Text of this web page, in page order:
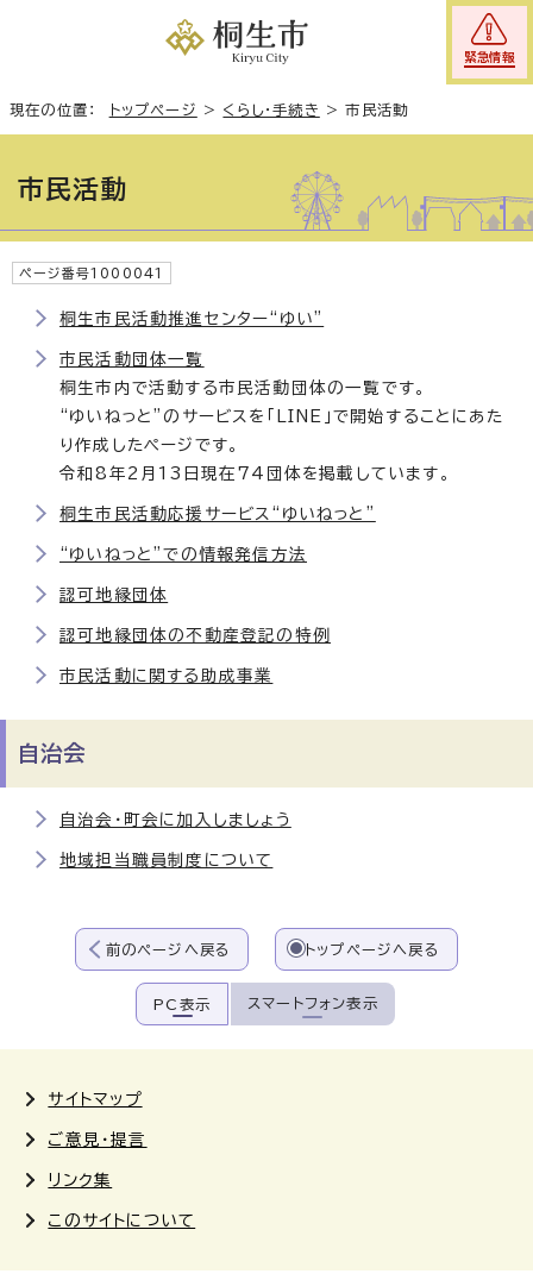
緊急情報
現在の位置： トップページ > くらし・手続き >市民活動
市民活動
ページ番号1000041
桐生市民活動推進センター“ゆい”
市民活動団体一覧
桐生市内で活動する市民活動団体の一覧です。
“ゆいねっと”のサービスを「LINE」で開始することにあた
り作成したページです。
令和8年2月13日現在74団体を掲載しています。
桐生市民活動応援サービス“ゆいねっと”
“ゆいねっと”での情報発信方法
認可地縁団体
認可地縁団体の不動産登記の特例
市民活動に関する助成事業
自治会
自治会・町会に加入しましょう
地域担当職員制度について
前のページへ戻る トップページへ戻る
PC表示 スマートフォン表示
サイトマップ
ご意見・提言
リンク集
このサイトについて